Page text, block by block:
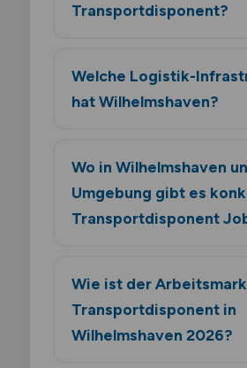
Transportdisponent?
Welche Logistik-
hat Wilhelmshaven?
Wo in Wilhelmshaven
Umgebung gibt es
Transportdisponent
Wie ist der
Transportdisponent in
Wilhelmshaven 2026?